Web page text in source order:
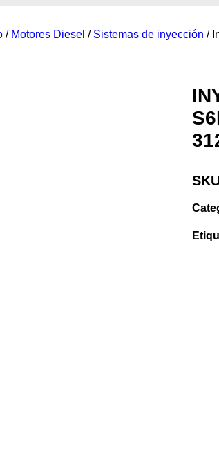
/ Motores Diesel / Sistemas de inyección /